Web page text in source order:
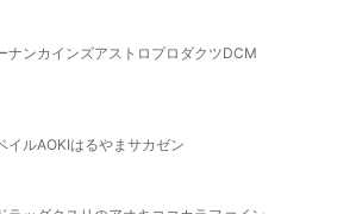
ナンカインズアストロプロダクツDCM
イルAOKIはるやま サカゼン